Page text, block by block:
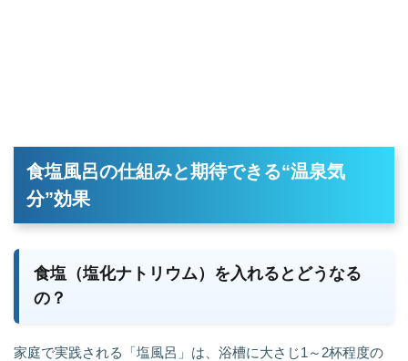
食塩風呂の仕組みと期待できる“温泉気
分”効果
食塩（塩化ナトリウム）を入れるとどうなる
の？
家庭で実践される「塩風呂」は、浴槽に大さじ1～2杯程度の